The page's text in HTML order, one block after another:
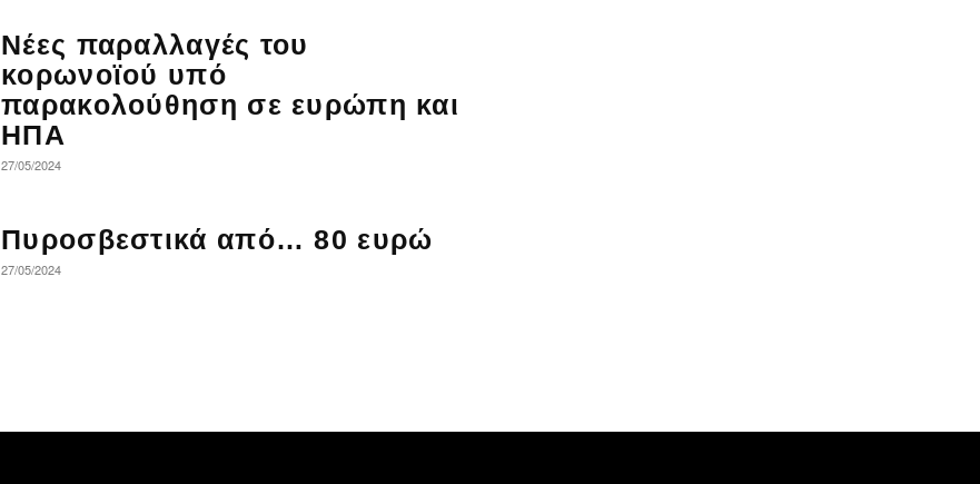
Νέες παραλλαγές του
κορωνοϊού υπό
παρακολούθηση σε ευρώπη και
ΗΠΑ
27/05/2024
Πυροσβεστικά από… 80 ευρώ
27/05/2024